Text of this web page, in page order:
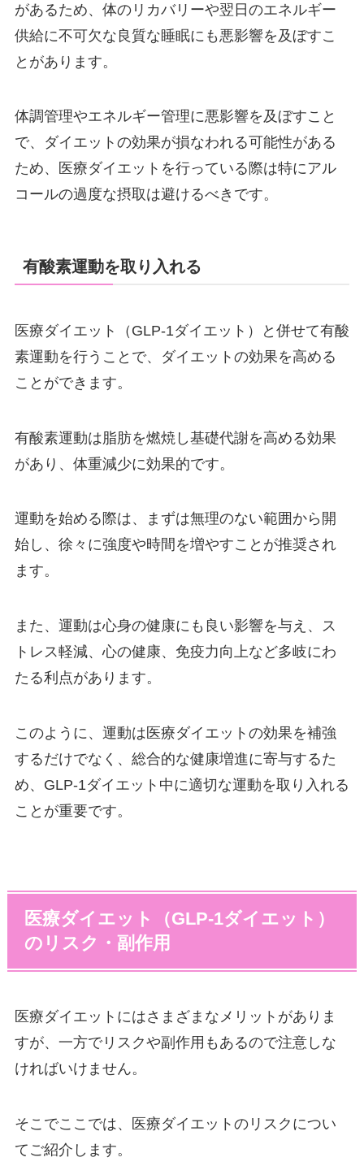
があるため、体のリカバリーや翌日のエネルギー
供給に不可欠な良質な睡眠にも悪影響を及ぼすこ
とがあります。
体調管理やエネルギー管理に悪影響を及ぼすこと
で、ダイエットの効果が損なわれる可能性がある
ため、医療ダイエットを行っている際は特にアル
コールの過度な摂取は避けるべきです。
有酸素運動を取り入れる
医療ダイエット（GLP-1ダイエット）と併せて有酸
素運動を行うことで、ダイエットの効果を高める
ことができます。
有酸素運動は脂肪を燃焼し基礎代謝を高める効果
があり、体重減少に効果的です。
運動を始める際は、まずは無理のない範囲から開
始し、徐々に強度や時間を増やすことが推奨され
ます。
また、運動は心身の健康にも良い影響を与え、ス
トレス軽減、心の健康、免疫力向上など多岐にわ
たる利点があります。
このように、運動は医療ダイエットの効果を補強
するだけでなく、総合的な健康増進に寄与するた
め、GLP-1ダイエット中に適切な運動を取り入れる
ことが重要です。
医療ダイエット（GLP-1ダイエット）
のリスク・副作用
医療ダイエットにはさまざまなメリットがありま
すが、一方でリスクや副作用もあるので注意しな
ければいけません。
そこでここでは、医療ダイエットのリスクについ
てご紹介します。